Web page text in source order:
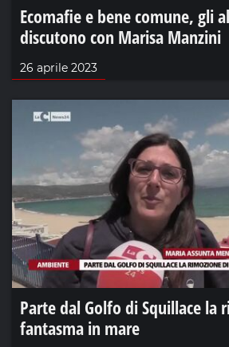
Ecomafie e bene comune, gli
discutono con Marisa Manzini
26 aprile 2023
Parte dal Golfo di Squillace la
fantasma in mare